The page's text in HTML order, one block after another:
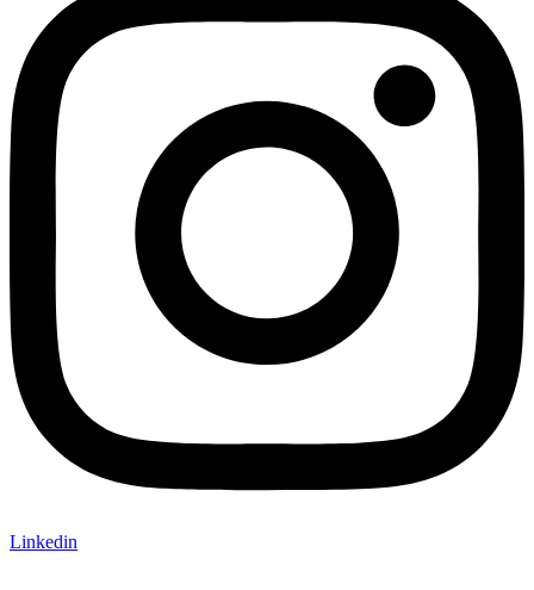
Linkedin